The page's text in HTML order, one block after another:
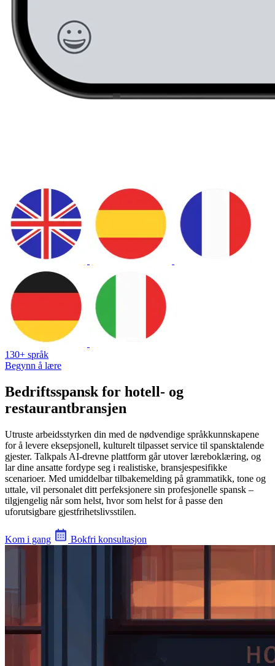
130+ språk
Begynn å lære
Bedriftsspansk for hotell- og
restaurantbransjen
Utruste arbeidsstyrken din med de nødvendige språkkunnskapene
for å levere eksepsjonell, kulturelt tilpasset service til spansktalende
gjester. Talkpals AI-drevne plattform går utover læreboklæring, og
lar dine ansatte fordype seg i realistiske, bransjespesifikke
scenarioer. Med umiddelbar tilbakemelding på grammatikk, tone og
uttale, vil personalet ditt perfeksjonere sin profesjonelle spansk –
tilgjengelig når som helst, hvor som helst for å passe den
uforutsigbare gjestfrihetslivsstilen.
Kom i gang Bokfri konsultasjon